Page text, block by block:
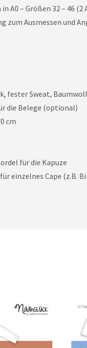
A0 – Größen 32 – 46 (2
zum Ausmessen und
fester Sweat,
die Belege (optional)
cm
für die Kapuze
einzelnes Cape (z.B.